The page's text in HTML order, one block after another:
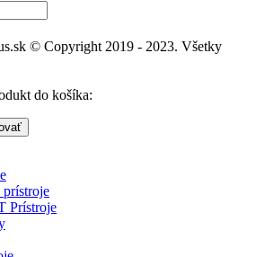
© Copyright 2019 - 2023. Všetky
do košíka:
prístroje
Prístroje